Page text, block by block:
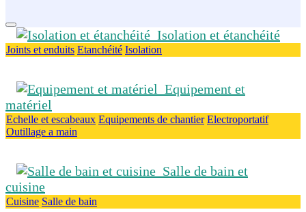
Isolation et étanchéité
Joints et enduits Etanchéité Isolation
Equipement et
matériel
Echelle et escabeaux Equipements de chantier Electroportatif
Outillage a main
Salle de bain et
cuisine
Cuisine Salle de bain